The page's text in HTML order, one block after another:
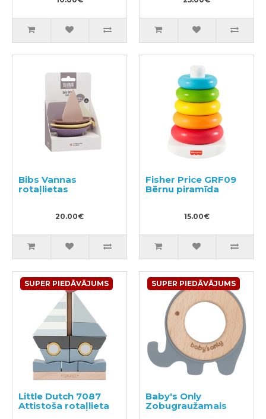
Bibs Vannas
rotaļlietas
20.00€
Fisher Price GRF09
Bērnu piramīda
15.00€
SUPER PIEDĀVĀJUMS
Little Dutch 7087
Attistoša rotaļlieta
SUPER PIEDĀVĀJUMS
Baby's Only
Zobugraužamais